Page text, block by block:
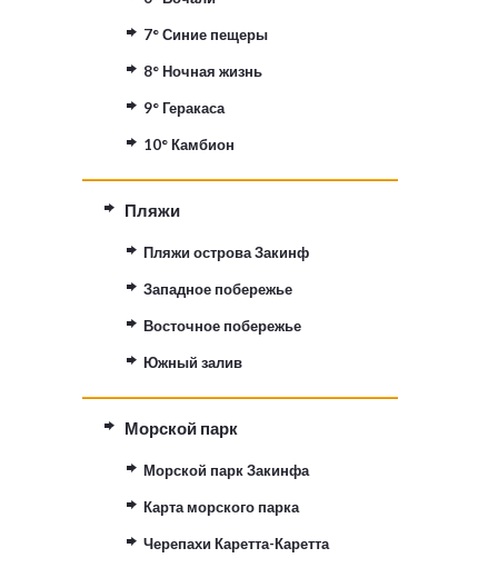
Деревни на севере
7° Синие пещеры
8° Ночная жизнь
9° Геракаса
10° Камбион
Пляжи
Пляжи острова Закинф
Западное побережье
Восточное побережье
Южный залив
Морской парк
Морской парк Закинфа
Карта морского парка
Черепахи Каретта-Каретта